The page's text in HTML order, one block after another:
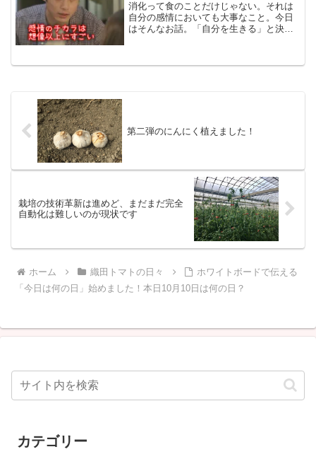
消化って食のことだけじゃない。それは
自分の感情においても大事なこと。今日
はそんなお話。「自分を生きる」と決め
田茜です。NHK朝のテレビ小説『おかえ
第二弾のにんにく植えました！
栽培の技術革新は進めど、まだまだ完全
自動化は難しいのが現状です
ホーム 織田トマトの日々
ホワイトボードで伝える
「今日は何の日」始めました！本日10月10日は何の日？
カテゴリー